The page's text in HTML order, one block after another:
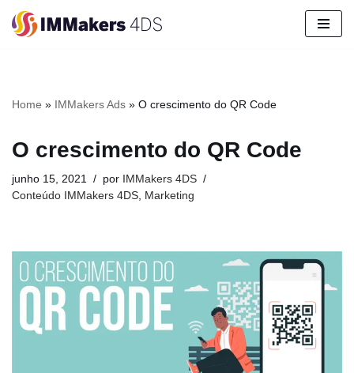
conteúdo
Home » IMMakers Ads » O crescimento do QR Code
O crescimento do QR Code
junho 15, 2021 por IMMakers 4DS
Conteúdo IMMakers 4DS Marketing